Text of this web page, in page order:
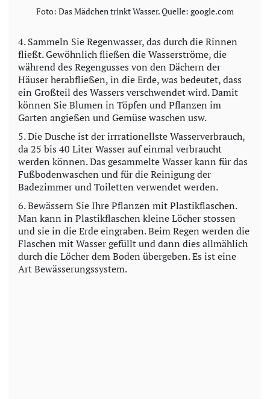
Foto: Das Mädchen trinkt Wasser. Quelle: google.com
4. Sammeln Sie Regenwasser, das durch die Rinnen
fließt. Gewöhnlich fließen die Wasserströme, die
während des Regengusses von den Dächern der
Häuser herabfließen, in die Erde, was bedeutet, dass
ein Großteil des Wassers verschwendet wird. Damit
können Sie Blumen in Töpfen und Pflanzen im
Garten angießen und Gemüse waschen usw.
5. Die Dusche ist der irr­ra­ti­o­nellste Wasserverbrauch,
da 25 bis 40 Liter Wasser auf einmal verbraucht
werden können. Das gesammelte Wasser kann für das
Fußbodenwaschen und für die Reinigung der
Badezimmer und Toiletten verwendet werden.
6. Bewässern Sie Ihre Pflanzen mit Plastikflaschen.
Man kann in Plastikflaschen kleine Löcher stossen
und sie in die Erde eingraben. Beim Regen werden die
Flaschen mit Wasser gefüllt und dann dies allmählich
durch die Löcher dem Boden übergeben. Es ist eine
Art Bewässerungssystem.